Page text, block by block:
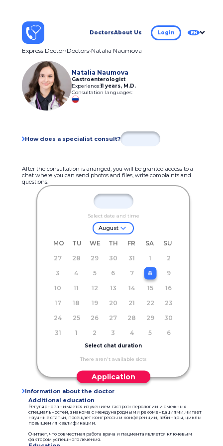
DoctorsAbout Us Login EN
Express Doctor Doctors Natalia Naumova
Natalia Naumova
Gastroenterologist
Experience:11 years, M.D.
Consultation languages:
How does a specialist consult?
After the consultation is arranged, you will be granted access to a
chat where you can send photos and files, write complaints and
questions.
Select date and time
August
MO TU WE TH FR SA
SU
27
28 29 30 31 1
2
3
4 5 6 7 8
9
10
11 12 13 14 15
16
17
18 19 20 21 22
23
24
25 26 27 28 29
30
31
1 2 3 4 5 6
Select chat duration
There aren't available slots
Application
Information about the doctor
Additional education
Регулярно занимается изучением гастроэнтерологии и смежных
специальностей, знакома с международными рекомендациями, читает
научные статьи, посещает конгрессы и конференции, вебинары, циклы
повышения квалификации.
Считает, что совместная работа врача и пациента является ключевым
фактором успешного лечения.